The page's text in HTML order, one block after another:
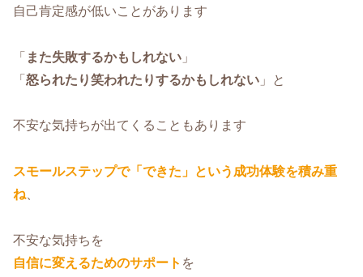
自己肯定感が低いことがあります
「 また失敗するかもしれない 」
「 怒られたり笑われたりするかもしれない 」と
不安な気持ちが出てくることもあります
スモールステップで「できた」という成功体験を積み重
ね
不安な気持ちを
自信に変えるためのサポート を